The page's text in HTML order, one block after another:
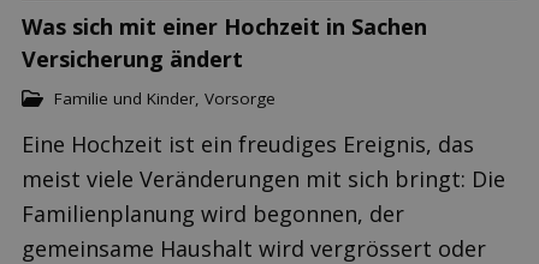
Was sich mit einer Hochzeit in Sachen
Versicherung ändert
Familie und Kinder, Vorsorge
Eine Hochzeit ist ein freudiges Ereignis, das
meist viele Veränderungen mit sich bringt: Die
Familienplanung wird begonnen, der
gemeinsame Haushalt wird vergrössert oder